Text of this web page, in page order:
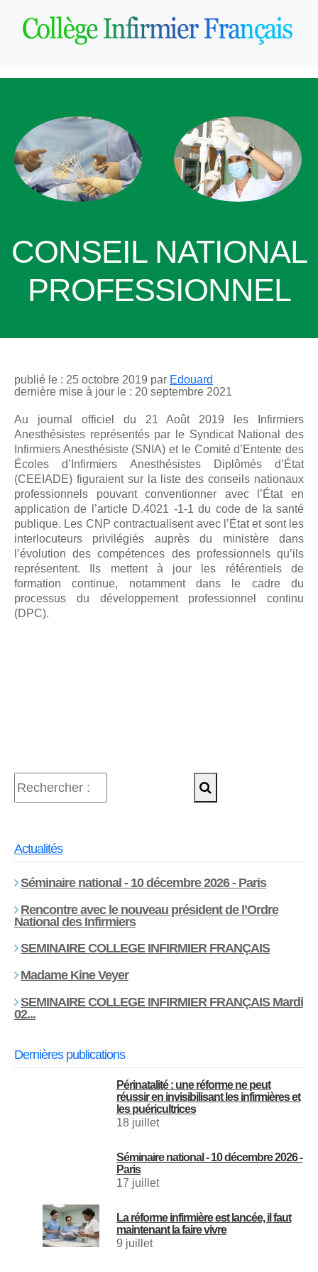
CONSEIL NATIONAL
PROFESSIONNEL
publié le : 25 octobre 2019 par Edouard
dernière mise à jour le : 20 septembre 2021
Au journal officiel du 21 Août 2019 les Infirmiers
Anesthésistes représentés par le Syndicat National des
Infirmiers Anesthésiste (SNIA) et le Comité d’Entente des
Écoles d’Infirmiers Anesthésistes Diplômés d’État
(CEEIADE) figuraient sur la liste des conseils nationaux
professionnels pouvant conventionner avec l’État en
application de l’article D.4021 -1-1 du code de la santé
publique. Les CNP contractualisent avec l’État et sont les
interlocuteurs privilégiés auprès du ministère dans
l’évolution des compétences des professionnels qu’ils
représentent. Ils mettent à jour les référentiels de
formation continue, notamment dans le cadre du
processus du développement professionnel continu
(DPC).
Actualités
Séminaire national - 10 décembre 2026 - Paris
Rencontre avec le nouveau président de l’Ordre
National des Infirmiers
SEMINAIRE COLLEGE INFIRMIER FRANÇAIS
Madame Kine Veyer
SEMINAIRE COLLEGE INFIRMIER FRANÇAIS Mardi
02...
Dernières publications
Périnatalité : une réforme ne peut
réussir en invisibilisant les infirmières et
les puéricultrices
18 juillet
Séminaire national - 10 décembre 2026 -
Paris
17 juillet
La réforme infirmière est lancée, il faut
maintenant la faire vivre
9 juillet